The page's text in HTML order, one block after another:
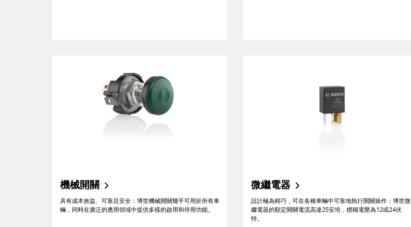
機械開關
具有成本效益、可靠且安全：博世機械開關幾乎可用於所有車
輛，同時在廣泛的應用領域中提供多樣的啟用和停用功能。
微繼電器
設計極為精巧，可在各種車輛中可靠地執行開關操作：博世微
繼電器的額定開關電流高達25安培，標稱電壓為12或24伏
特。